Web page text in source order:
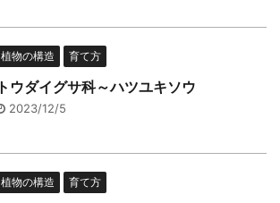
植物の構造 育て方
トウダイグサ科～ハツユキソウ
2023/12/5
植物の構造 育て方